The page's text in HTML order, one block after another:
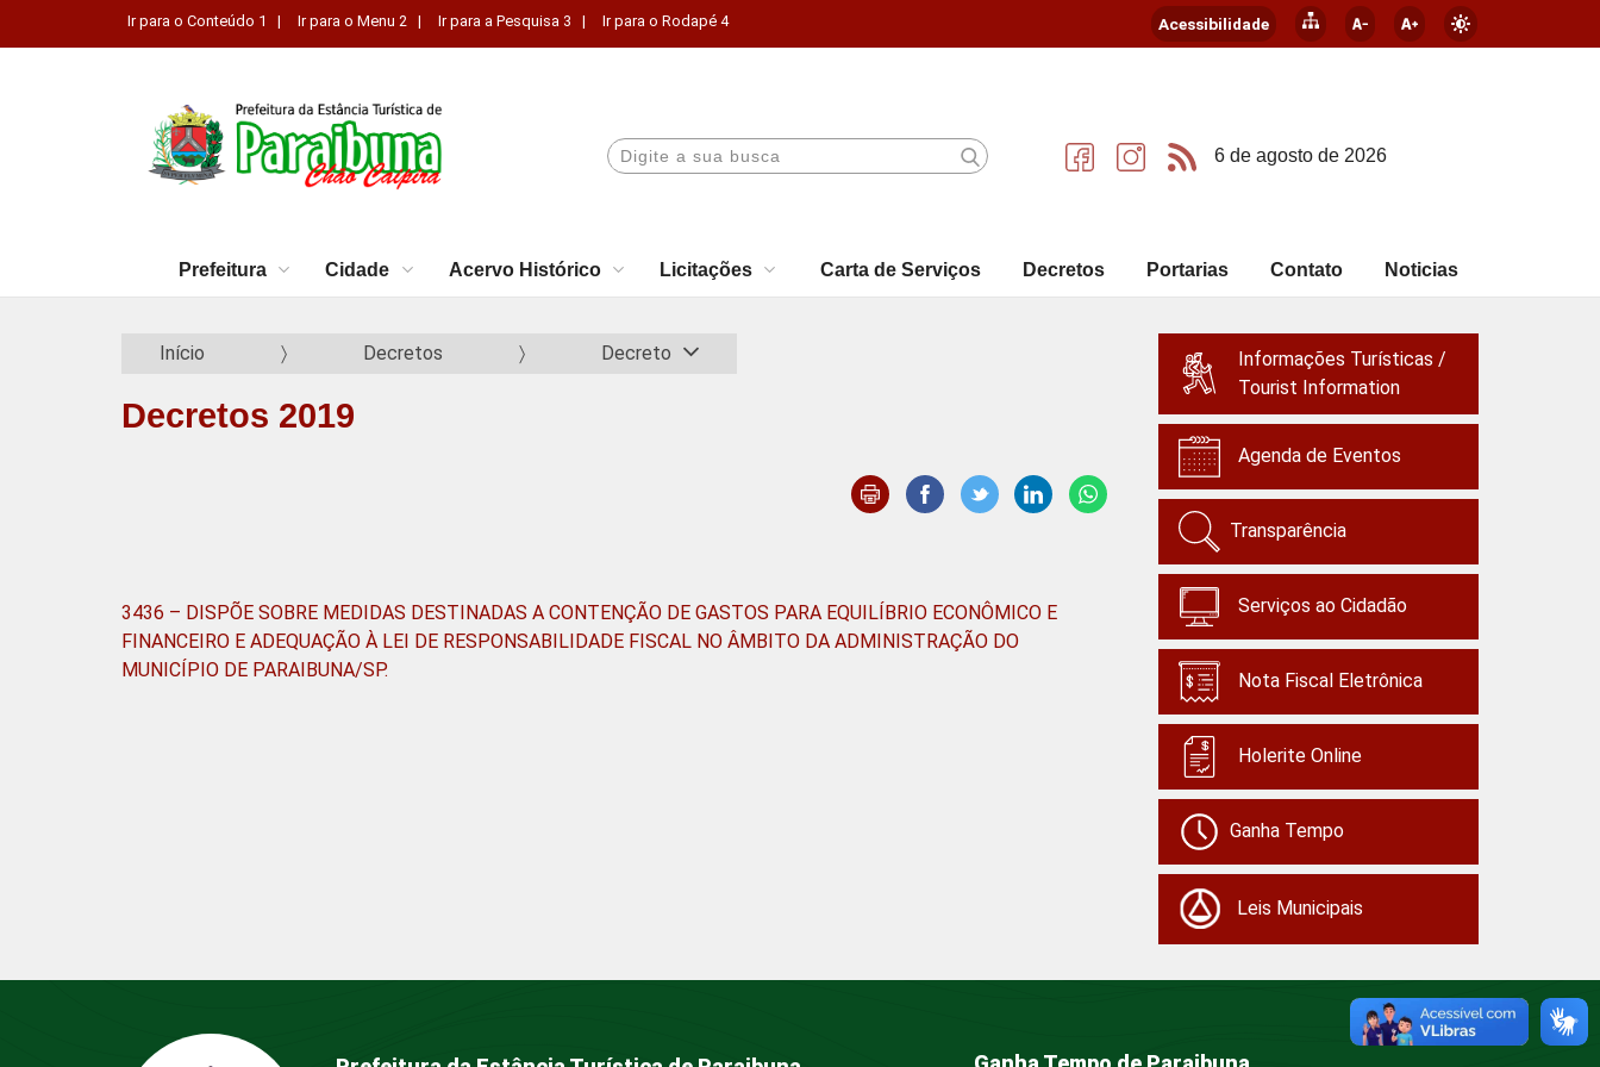
Ir para o Conteúdo 1 | Ir para o Menu 2 | Ir para a Pesquisa 3 | Ir para o Rodapé 4 Acessibilidade
6 de agosto de 2026
Prefeitura Cidade Acervo Histórico Licitações Carta de Serviços Decretos Portarias Contato Noticias
Início Decretos Decreto
Decretos 2019
3436 – DISPÕE SOBRE MEDIDAS DESTINADAS A CONTENÇÃO DE GASTOS PARA EQUILÍBRIO ECONÔMICO E
FINANCEIRO E ADEQUAÇÃO À LEI DE RESPONSABILIDADE FISCAL NO ÂMBITO DA ADMINISTRAÇÃO DO
MUNICÍPIO DE PARAIBUNA/SP.
Informações Turísticas /
Tourist Information
Agenda de Eventos
Transparência
Serviços ao Cidadão
Nota Fiscal Eletrônica
Holerite Online
Ganha Tempo
Leis Municipais